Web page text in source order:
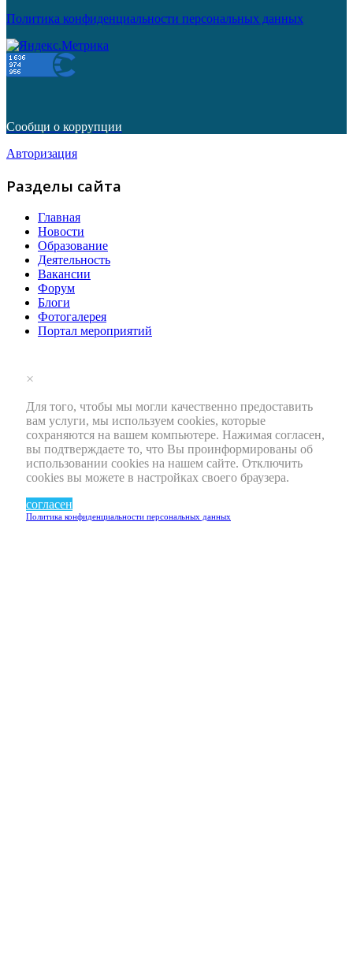
Политика конфиденциальности персональных данных
Сообщи о коррупции
Авторизация
Разделы сайта
Главная
Новости
Образование
Деятельность
Вакансии
Форум
Блоги
Фотогалерея
Портал мероприятий
×
Для того, чтобы мы могли качественно предоставить
вам услуги, мы используем cookies, которые
сохраняются на вашем компьютере. Нажимая согласен,
вы подтверждаете то, что Вы проинформированы об
использовании cookies на нашем сайте. Отключить
cookies вы можете в настройках своего браузера.
согласен
Политика конфиденциальности персональных данных